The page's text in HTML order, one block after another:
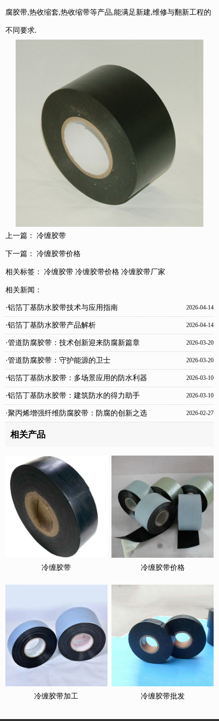
腐胶带,热收缩套,热收缩带等产品,能满足新建,维修与翻新工程的
不同要求.
上一篇：冷缠胶带
下一篇：冷缠胶带价格
相关标签：冷缠胶带 冷缠胶带价格 冷缠胶带厂家
相关新闻：
·铝箔丁基防水胶带技术与应用指南 2026-04-14
·铝箔丁基防水胶带产品解析 2026-04-14
·管道防腐胶带：技术创新迎来防腐新篇章 2026-03-20
·管道防腐胶带：守护能源的卫士 2026-03-20
·铝箔丁基防水胶带：多场景应用的防水利器 2026-03-10
·铝箔丁基防水胶带：建筑防水的得力助手 2026-03-10
·聚丙烯增强纤维防腐胶带：防腐的创新之选 2026-02-27
相关产品
冷缠胶带 冷缠胶带价格
冷缠胶带加工 冷缠胶带批发